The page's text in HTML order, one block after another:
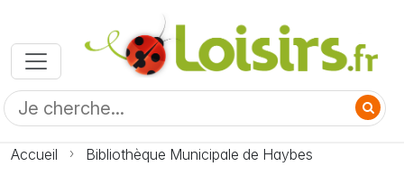
Accueil Bibliothèque Municipale de Haybes